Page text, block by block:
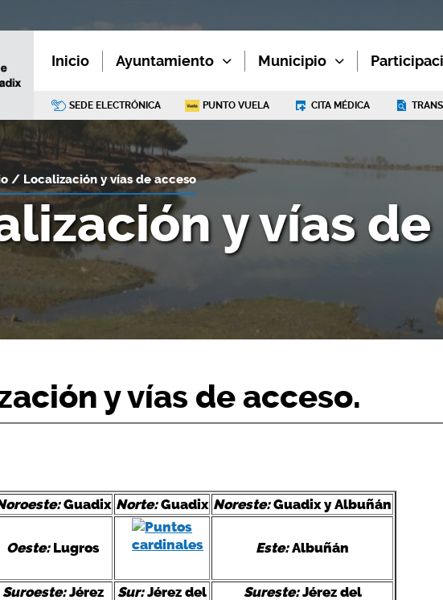
Inicio Ayuntamiento Municipio
SEDE ELECTRÓNICA PUNTO VUELA CITA MÉDICA
y vías
Localización y vías de acceso
y vías de acceso.
Guadix Norte:Guadix Noreste:Guadix y Albuñán
Oeste:Lugros Este:Albuñán
Suroeste:Jérez
Sur:Jérez del
Sureste:Jérez del